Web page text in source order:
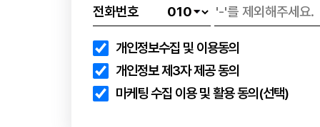
전화번호
개인정보수집 및 이용동의
개인정보 제3자 제공 동의
마케팅 수집 이용 및 활용 동의(선택)